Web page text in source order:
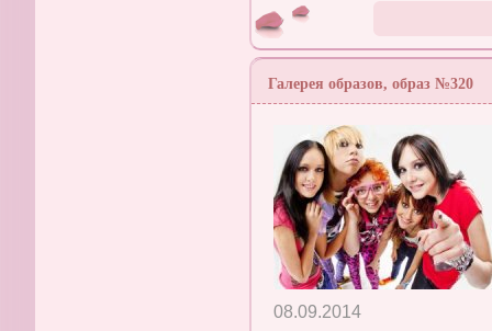
Галерея образов, образ №320
08.09.2014